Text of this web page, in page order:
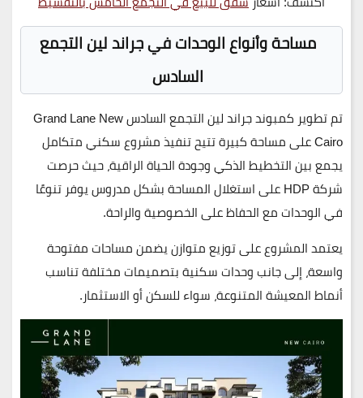
مساحة وأنواع الوحدات في جراند لين التجمع
السادس
تم تطوير
كمبوند جراند لين التجمع السادس Grand Lane New
Cairoعلى مساحة كبيرة تتيح تنفيذ مشروع سكني متكامل
يجمع بين التخطيط الذكي وجودة الحياة الراقية، حيث حرصت
شركةHDPعلى استغلال المساحة بشكل مدروس يوفر تنوعًا
في الوحدات مع الحفاظ على الخصوصية والراحة.
يعتمد المشروع على توزيع متوازن يضمن مساحات مفتوحة
واسعة، إلى جانب وحدات سكنية بتصميمات مختلفة تناسب
أنماط المعيشة المتنوعة، سواء للسكن أو الاستثمار.